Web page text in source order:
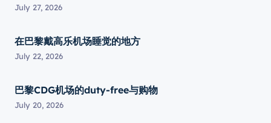
July 27, 2026
在巴黎戴高乐机场睡觉的地方
July 22, 2026
巴黎CDG机场的duty-free与购物
July 20, 2026